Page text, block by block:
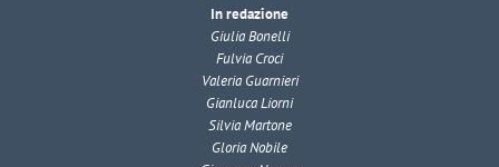
In redazione
Giulia Bonelli
Fulvia Croci
Valeria Guarnieri
Gianluca Liorni
Silvia Martone
Gloria Nobile